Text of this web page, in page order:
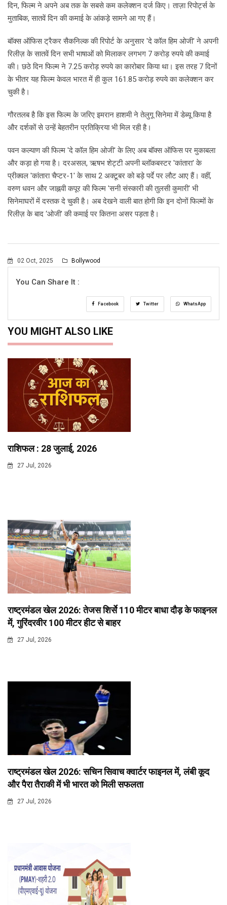
दिन, फिल्म ने अपने अब तक के सबसे कम कलेक्शन दर्ज किए। ताज़ा रिपोर्ट्स के
मुताबिक, सातवें दिन की कमाई के आंकड़े सामने आ गए हैं।
बॉक्स ऑफिस ट्रैकर सैकनिल्क की रिपोर्ट के अनुसार 'दे कॉल हिम ओजी' ने अपनी
रिलीज़ के सातवें दिन सभी भाषाओं को मिलाकर लगभग 7 करोड़ रुपये की कमाई
की। छठे दिन फिल्म ने 7.25 करोड़ रुपये का कारोबार किया था। इस तरह 7 दिनों
के भीतर यह फिल्म केवल भारत में ही कुल 161.85 करोड़ रुपये का कलेक्शन कर
चुकी है।
गौरतलब है कि इस फिल्म के जरिए इमरान हाशमी ने तेलुगू सिनेमा में डेब्यू किया है
और दर्शकों से उन्हें बेहतरीन प्रतिक्रिया भी मिल रही है।
पवन कल्याण की फिल्म 'दे कॉल हिम ओजी' के लिए अब बॉक्स ऑफिस पर मुकाबला
और कड़ा हो गया है। दरअसल, ऋषभ शेट्टी अपनी ब्लॉकबस्टर 'कांतारा' के
प्रीक्वल 'कांतारा चैप्टर-1' के साथ 2 अक्टूबर को बड़े पर्दे पर लौट आए हैं। वहीं,
वरुण धवन और जाह्नवी कपूर की फिल्म 'सनी संस्कारी की तुलसी कुमारी' भी
सिनेमाघरों में दस्तक दे चुकी है। अब देखने वाली बात होगी कि इन दोनों फिल्मों के
रिलीज़ के बाद ‘ओजी’ की कमाई पर कितना असर पड़ता है।
02 Oct, 2025 Bollywood
You Can Share It :
Facebook Twitter WhatsApp
YOU MIGHT ALSO LIKE
राशिफल : 28 जुलाई, 2026
27 Jul, 2026
राष्ट्रमंडल खेल 2026: तेजस शिर्से 110 मीटर बाधा दौड़ के फाइनल
में, गुरिंदरवीर 100 मीटर हीट से बाहर
27 Jul, 2026
राष्ट्रमंडल खेल 2026: सचिन सिवाच क्वार्टर फाइनल में, लंबी कूद
और पैरा तैराकी में भी भारत को मिली सफलता
27 Jul, 2026